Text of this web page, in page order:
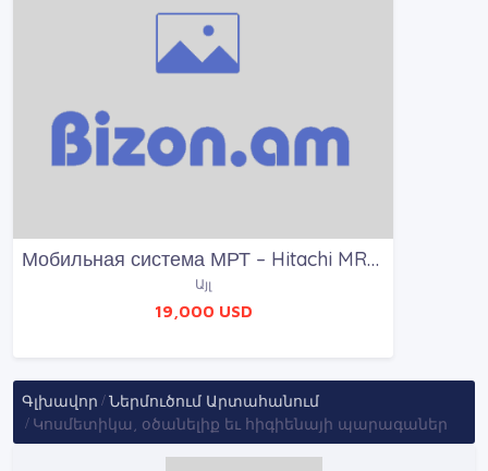
Мобильная система МРТ – Hitachi MRP-7000
Այլ
19,000 USD
Գլխավոր
Ներմուծում Արտահանում
Կոսմետիկա, օծանելիք եւ հիգիենայի պարագաներ